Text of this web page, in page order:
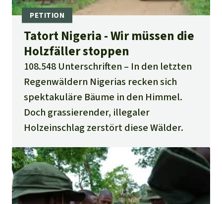
Tatort Nigeria - Wir müssen die
Holzfäller stoppen
108.548 Unterschriften
In den letzten
Regenwäldern Nigerias recken sich
spektakuläre Bäume in den Himmel.
Doch grassierender, illegaler
Holzeinschlag zerstört diese Wälder.